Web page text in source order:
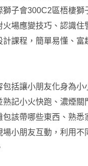
獅子會300C2區梧棲
場應變技巧、認識
課程，簡單易懂、
括讓小朋友化身為
記小火快跑、濃煙
包該帶哪些東西、熟
小朋友互動，利用